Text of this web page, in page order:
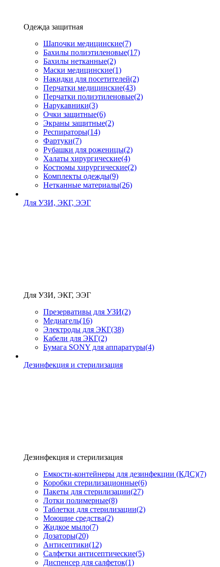
Одежда защитная
Шапочки медицинские(7)
Бахилы полиэтиленовые(17)
Бахилы нетканные(2)
Маски медицинские(1)
Накидки для посетителей(2)
Перчатки медицинские(43)
Перчатки полиэтиленовые(2)
Нарукавники(3)
Очки защитные(6)
Экраны защитные(2)
Рeспираторы(14)
Фартуки(7)
Рубашки для роженицы(2)
Халаты хирургические(4)
Костюмы хирургические(2)
Комплекты одежды(9)
Нетканные материалы(26)
Для УЗИ, ЭКГ, ЭЭГ
Для УЗИ, ЭКГ, ЭЭГ
Презервативы для УЗИ(2)
Медиагель(16)
Электроды для ЭКГ(38)
Кабели для ЭКГ(2)
Бумага SONY для аппаратуры(4)
Дезинфекция и стерилизация
Дезинфекция и стерилизация
Емкости-контейнеры для дезинфекции (КДС)(7)
Коробки стерилизационные(6)
Пакеты для стерилизации(27)
Лотки полимерные(8)
Таблетки для стерилизации(2)
Моющие средства(2)
Жидкое мыло(7)
Дозаторы(20)
Антисептики(12)
Салфетки антисептические(5)
Диспенсер для салфеток(1)